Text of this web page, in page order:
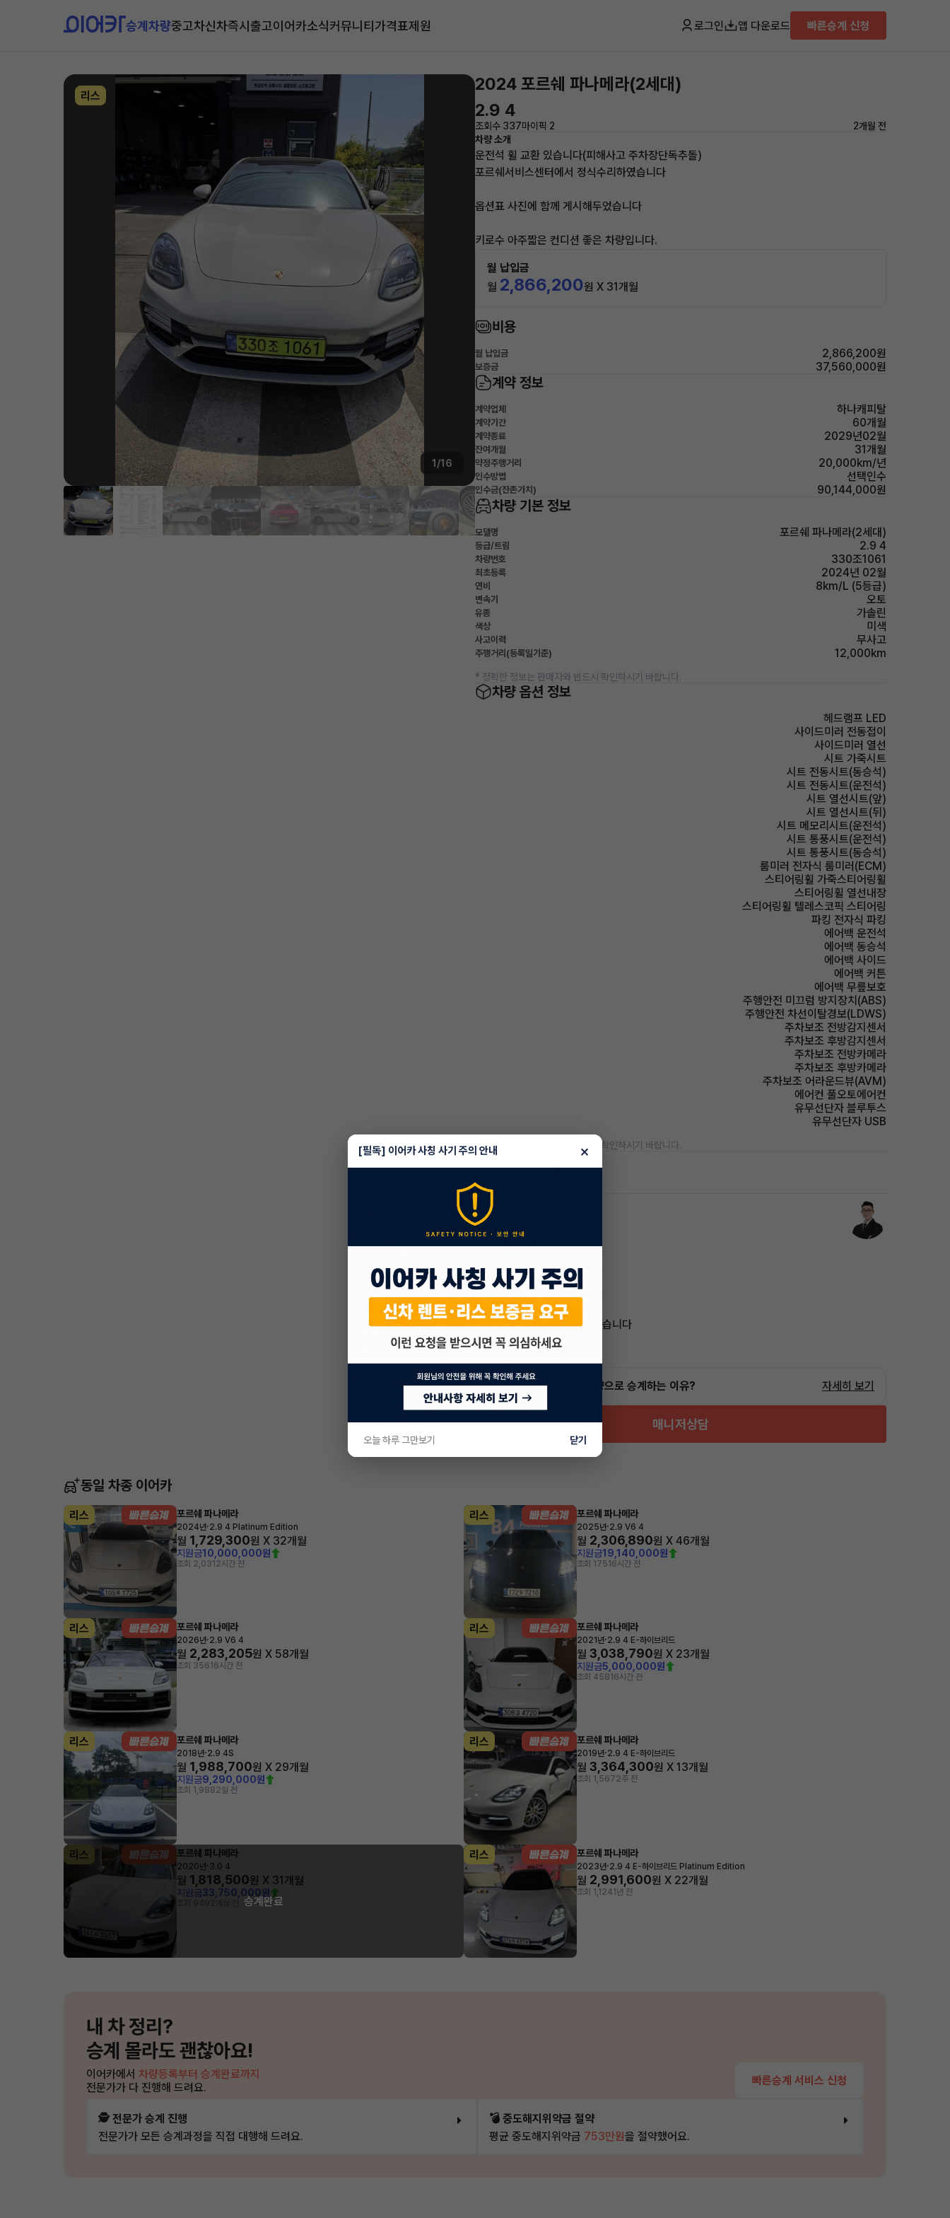
승계차량중고차신차즉시출고이어카소식커뮤니티가격표제원 로그인 앱 다운로드 빠른승계 신청
리스
1/16
2024 포르쉐 파나메라(2세대)
2.9 4
조회수 337마이픽 2
2개월 전
차량 소개
운전석 휠 교환 있습니다(피해사고 주차장단독추돌)
포르쉐서비스센터에서 정식수리하였습니다
옵션표 사진에 함께 게시해두었습니다
키로수 아주짧은 컨디션 좋은 차량입니다.
월 납입금
월 2,866,200원 X 31개월
비용
월 납입금 2,866,200원
보증금 37,560,000원
계약 정보
계약업체 하나캐피탈
계약기간 60개월
계약종료 2029년02월
잔여개월 31개월
약정주행거리 20,000km/년
인수방법 선택인수
인수금(잔존가치) 90,144,000원
차량 기본 정보
모델명 포르쉐 파나메라(2세대)
등급/트림 2.9 4
차량번호 330조1061
최초등록 2024년 02월
연비 8km/L (5등급)
변속기 오토
유종 가솔린
색상 미색
사고이력 무사고
주행거리(등록일기준) 12,000km
* 정확한 정보는 판매자와 반드시 확인하시기 바랍니다.
차량 옵션 정보
헤드램프 LED
사이드미러 전동접이
사이드미러 열선
시트 가죽시트
시트 전동시트(동승석)
시트 전동시트(운전석)
시트 열선시트(앞)
시트 열선시트(뒤)
시트 메모리시트(운전석)
시트 통풍시트(운전석)
시트 통풍시트(동승석)
룸미러 전자식 룸미러(ECM)
스티어링휠 가죽스티어링휠
스티어링휠 열선내장
스티어링휠 텔레스코픽 스티어링
파킹 전자식 파킹
에어백 운전석
에어백 동승석
에어백 사이드
에어백 커튼
에어백 무릎보호
주행안전 미끄럼 방지장치(ABS)
주행안전 차선이탈경보(LDWS)
주차보조 전방감지센서
주차보조 후방감지센서
주차보조 전방카메라
주차보조 후방카메라
주차보조 어라운드뷰(AVM)
에어컨 풀오토에어컨
유무선단자 블루투스
유무선단자 USB
* 정확한 정보는 판매자와 반드시 확인하시기 바랍니다.
차량 위치
경기 하남시
박래철 매니저
전문교육수료
통화가 부재중 이더라도
보신 차량 차량번호
카톡 남겨주시면
늦더라도 답변 드리도록 하겠습니다
감사합니다
빠른승계서비스 인증 차량으로 승계하는 이유? 자세히 보기
매니저상담
동일 차종 이어카
리스 포르쉐 파나메라
2024년·2.9 4 Platinum Edition
월 1,729,300원 X 32개월
지원금10,000,000원
조회 2,031 2시간 전
리스 포르쉐 파나메라
2025년·2.9 V6 4
월 2,306,890원 X 46개월
지원금19,140,000원
조회 17516시간 전
리스 포르쉐 파나메라
2026년·2.9 V6 4
월 2,283,205원 X 58개월
조회 35616시간 전
리스 포르쉐 파나메라
2021년·2.9 4 E-하이브리드
월 3,038,790원 X 23개월
지원금5,000,000원
조회 45816시간 전
리스 포르쉐 파나메라
2018년·2.9 4S
월 1,988,700원 X 29개월
지원금9,290,000원
조회 1,9882일 전
리스 포르쉐 파나메라
2019년·2.9 4 E-하이브리드
월 3,364,300원 X 13개월
조회 1,5672주 전
리스 포르쉐 파나메라
2020년· 3.0 4
월 1,818,500원 X 31개월
지원금33,750,000원
승계완료
리스 포르쉐 파나메라
2023년·2.9 4 E-하이브리드 Platinum Edition
월 2,991,600원 X 22개월
조회 1,1241년 전
내 차 정리?
승계 몰라도 괜찮아요!
이어카에서 차량등록부터 승계완료까지
전문가가 다 진행해 드려요.
빠른승계 서비스 신청
🕵️ 전문가 승계 진행
전문가가 모든 승계과정을 직접 대행해 드려요.
💣 중도해지위약금 절약
평균 중도해지위약금 753만원을 절약했어요.
[필독] 이어카 사칭 사기 주의 안내 ×
오늘 하루 그만보기 닫기